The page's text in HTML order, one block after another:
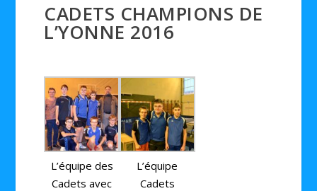
CADETS CHAMPIONS DE
L’YONNE 2016
L’équipe des
Cadets avec
L’équipe
Cadets